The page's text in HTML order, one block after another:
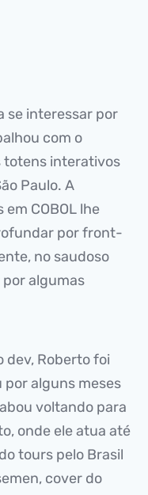
se interessar por
com o
totens interativos
Paulo. A
COBOL lhe
por front-
no saudoso
algumas
dev, Roberto foi
por alguns meses
voltando para
onde ele atua até
tours pelo Brasil
cover do